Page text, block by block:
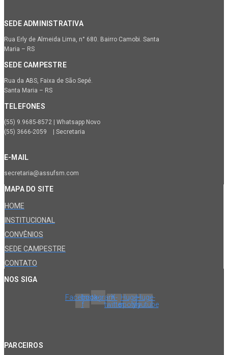
SEDE ADMINISTRATIVA
Rua Erly de Almeida Lima, n° 680. Bairro Camobi. Santa
Maria – RS
SEDE CAMPESTRE
Rua da ABS, Faixa de São Sepé.
Santa Maria – RS
TELEFONES
(55) 9.9685-8572 | Whatsapp Novo
(55) 3666-2059 | Secretaria
E-MAIL
secretaria@assufsm.com
MAPA DO SITE
HOME
INSTITUCIONAL
CONVÊNIOS
SEDE CAMPESTRE
CONTATO
NOS SIGA
Facebook-
f
InstagramX-
twitter
Huge-
spotify
Huge-
youtube
PARCEIROS